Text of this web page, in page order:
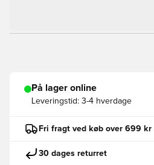
På lager online
Leveringstid: 3-4 hverdage
Fri fragt ved køb over 699 kr
30 dages returret